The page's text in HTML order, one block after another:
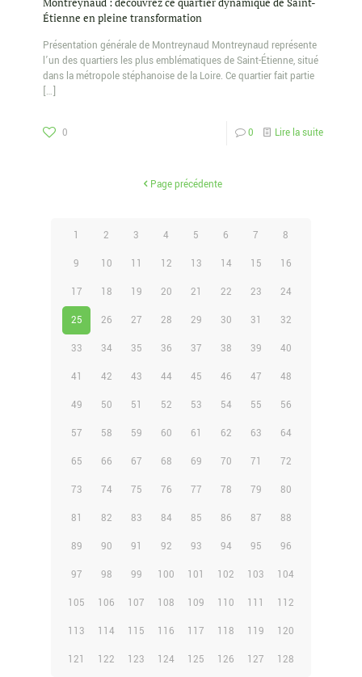
Étienne en pleine transformation
Présentation générale de Montreynaud Montreynaud représente
l’un des quartiers les plus emblématiques de Saint-Étienne, situé
dans la métropole stéphanoise de la Loire. Ce quartier fait partie
[…]
0 0 Lire la suite
Page précédente
1 2 3 4 5 6 7 8
9 10 11 12 13 14 15 16
17 18 19 20 21 22 23 24
25 26 27 28 29 30 31 32
33 34 35 36 37 38 39 40
41 42 43 44 45 46 47 48
49 50 51 52 53 54 55 56
57 58 59 60 61 62 63 64
65 66 67 68 69 70 71 72
73 74 75 76 77 78 79 80
81 82 83 84 85 86 87 88
89 90 91 92 93 94 95 96
97 98 99 100 101 102 103 104
105 106 107 108 109 110 111 112
113 114 115 116 117 118 119 120
121 122 123 124 125 126 127 128